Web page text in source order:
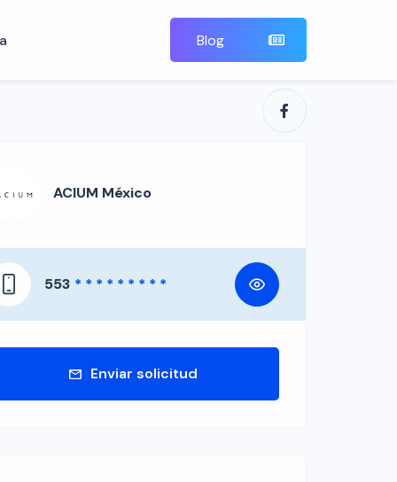
Blog
ACIUM México
553 * * * * * * * * *
Enviar solicitud